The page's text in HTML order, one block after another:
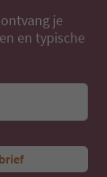
je
en typische